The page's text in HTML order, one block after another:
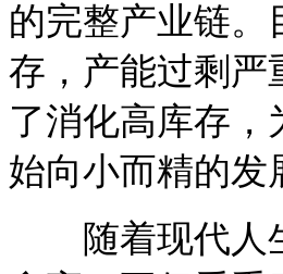
的完整产业链。
存，产能过剩严
了消化高库存
始向小而精的发
随着现代人生